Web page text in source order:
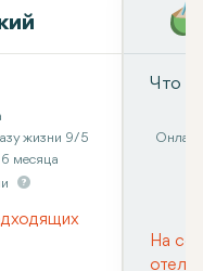
жизни 9/5
6 месяца
Что
На